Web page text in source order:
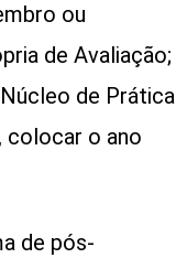
ou
de Avaliação;
de Prática
colocar o ano
de pós-